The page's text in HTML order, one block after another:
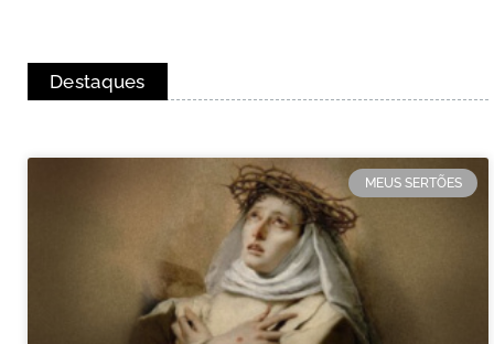
Destaques
MEUS SERTÕES